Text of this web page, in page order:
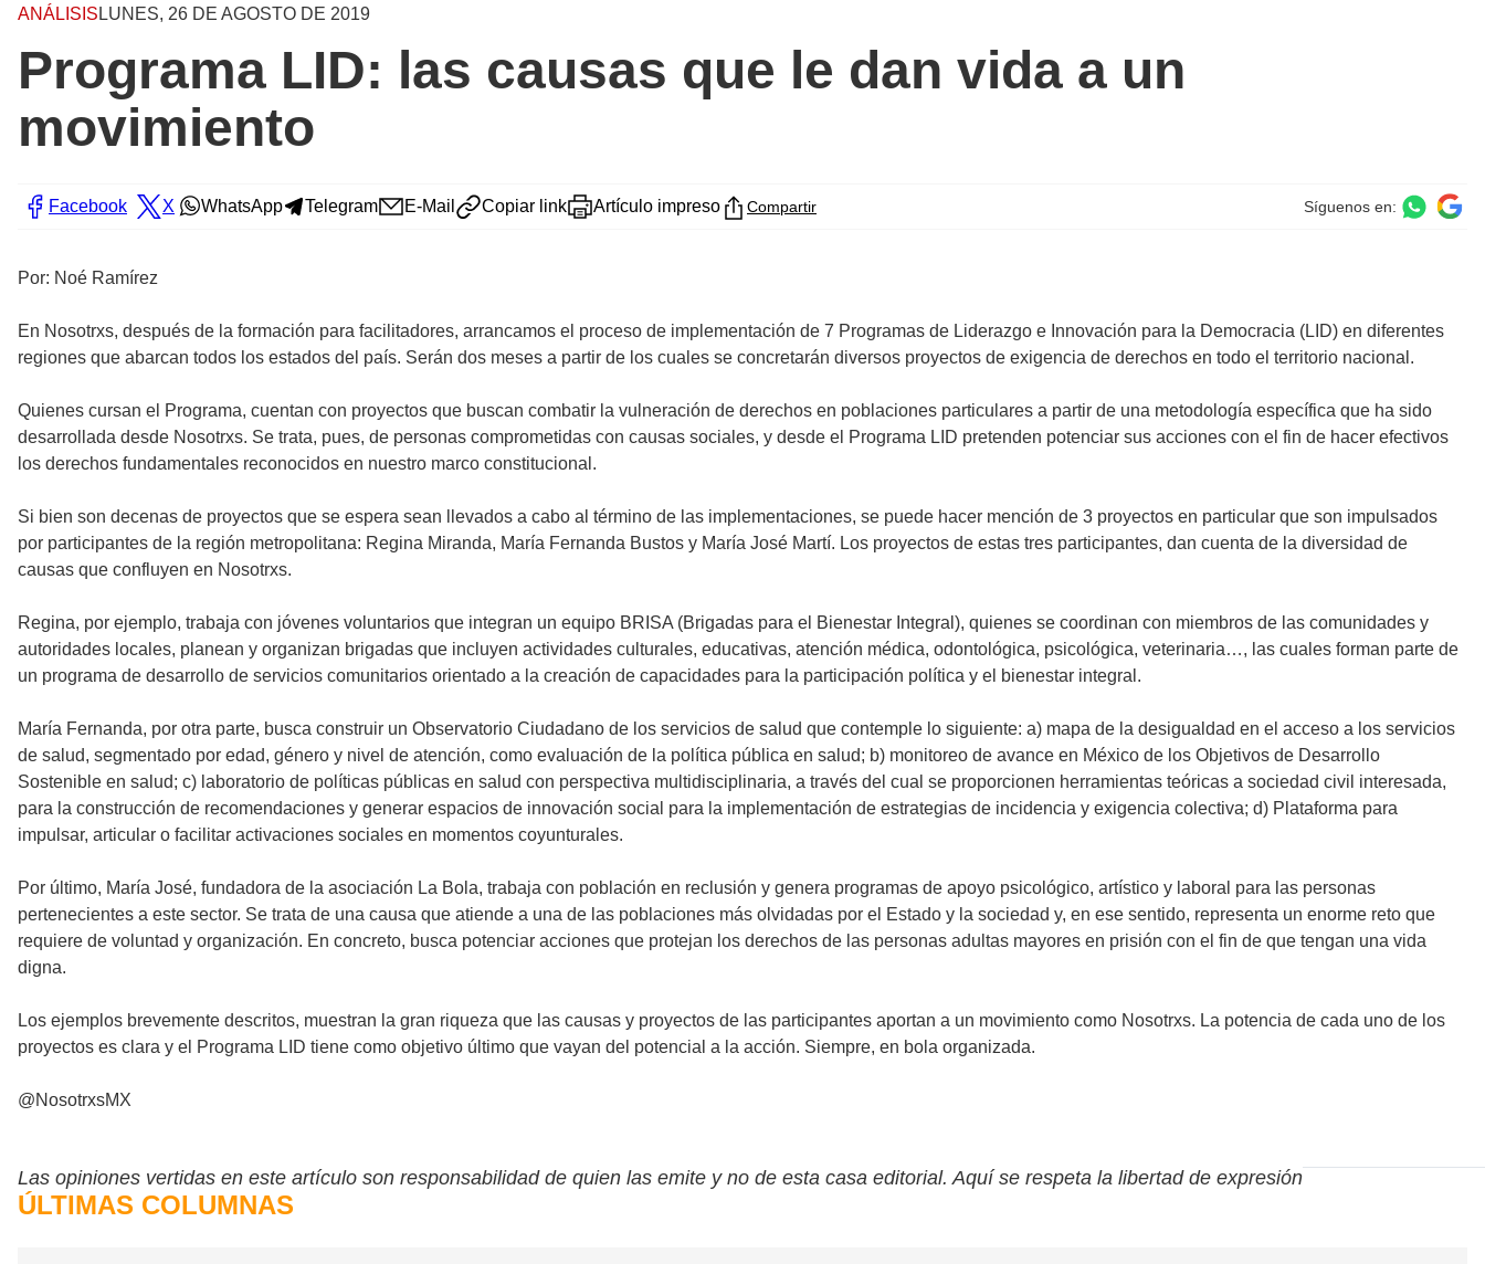
ANÁLISIS LUNES, 26 DE AGOSTO DE 2019
Programa LID: las causas que le dan vida a un
movimiento
Facebook X WhatsApp Telegram E-Mail Copiar link Artículo impreso Compartir Síguenos en:
Por: Noé Ramírez
En Nosotrxs, después de la formación para facilitadores, arrancamos el proceso de implementación de 7 Programas de Liderazgo e Innovación para la Democracia (LID) en diferentes
regiones que abarcan todos los estados del país. Serán dos meses a partir de los cuales se concretarán diversos proyectos de exigencia de derechos en todo el territorio nacional.
Quienes cursan el Programa, cuentan con proyectos que buscan combatir la vulneración de derechos en poblaciones particulares a partir de una metodología específica que ha sido
desarrollada desde Nosotrxs. Se trata, pues, de personas comprometidas con causas sociales, y desde el Programa LID pretenden potenciar sus acciones con el fin de hacer efectivos
los derechos fundamentales reconocidos en nuestro marco constitucional.
Si bien son decenas de proyectos que se espera sean llevados a cabo al término de las implementaciones, se puede hacer mención de 3 proyectos en particular que son impulsados
por participantes de la región metropolitana: Regina Miranda, María Fernanda Bustos y María José Martí. Los proyectos de estas tres participantes, dan cuenta de la diversidad de
causas que confluyen en Nosotrxs.
Regina, por ejemplo, trabaja con jóvenes voluntarios que integran un equipo BRISA (Brigadas para el Bienestar Integral), quienes se coordinan con miembros de las comunidades y
autoridades locales, planean y organizan brigadas que incluyen actividades culturales, educativas, atención médica, odontológica, psicológica, veterinaria…, las cuales forman parte de
un programa de desarrollo de servicios comunitarios orientado a la creación de capacidades para la participación política y el bienestar integral.
María Fernanda, por otra parte, busca construir un Observatorio Ciudadano de los servicios de salud que contemple lo siguiente: a) mapa de la desigualdad en el acceso a los servicios
de salud, segmentado por edad, género y nivel de atención, como evaluación de la política pública en salud; b) monitoreo de avance en México de los Objetivos de Desarrollo
Sostenible en salud; c) laboratorio de políticas públicas en salud con perspectiva multidisciplinaria, a través del cual se proporcionen herramientas teóricas a sociedad civil interesada,
para la construcción de recomendaciones y generar espacios de innovación social para la implementación de estrategias de incidencia y exigencia colectiva; d) Plataforma para
impulsar, articular o facilitar activaciones sociales en momentos coyunturales.
Por último, María José, fundadora de la asociación La Bola, trabaja con población en reclusión y genera programas de apoyo psicológico, artístico y laboral para las personas
pertenecientes a este sector. Se trata de una causa que atiende a una de las poblaciones más olvidadas por el Estado y la sociedad y, en ese sentido, representa un enorme reto que
requiere de voluntad y organización. En concreto, busca potenciar acciones que protejan los derechos de las personas adultas mayores en prisión con el fin de que tengan una vida
digna.
Los ejemplos brevemente descritos, muestran la gran riqueza que las causas y proyectos de las participantes aportan a un movimiento como Nosotrxs. La potencia de cada uno de los
proyectos es clara y el Programa LID tiene como objetivo último que vayan del potencial a la acción. Siempre, en bola organizada.
@NosotrxsMX
Las opiniones vertidas en este artículo son responsabilidad de quien las emite y no de esta casa editorial. Aquí se respeta la libertad de expresión
ÚLTIMAS COLUMNAS